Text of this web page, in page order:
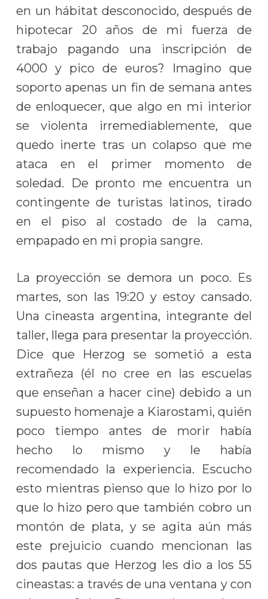
en un hábitat desconocido, después de
hipotecar 20 años de mi fuerza de
trabajo pagando una inscripción de
4000 y pico de euros? Imagino que
soporto apenas un fin de semana antes
de enloquecer, que algo en mi interior
se violenta irremediablemente, que
quedo inerte tras un colapso que me
ataca en el primer momento de
soledad. De pronto me encuentra un
contingente de turistas latinos, tirado
en el piso al costado de la cama,
empapado en mi propia sangre.
La proyección se demora un poco. Es
martes, son las 19:20 y estoy cansado.
Una cineasta argentina, integrante del
taller, llega para presentar la proyección.
Dice que Herzog se sometió a esta
extrañeza (él no cree en las escuelas
que enseñan a hacer cine) debido a un
supuesto homenaje a Kiarostami, quién
poco tiempo antes de morir había
hecho lo mismo y le había
recomendado la experiencia.
Escucho
esto mientras pienso que lo hizo por lo
que lo hizo pero que también cobro un
montón de plata, y se agita aún más
este prejuicio cuando mencionan las
dos pautas que Herzog les dio a los 55
cineastas: a través de una ventana y con